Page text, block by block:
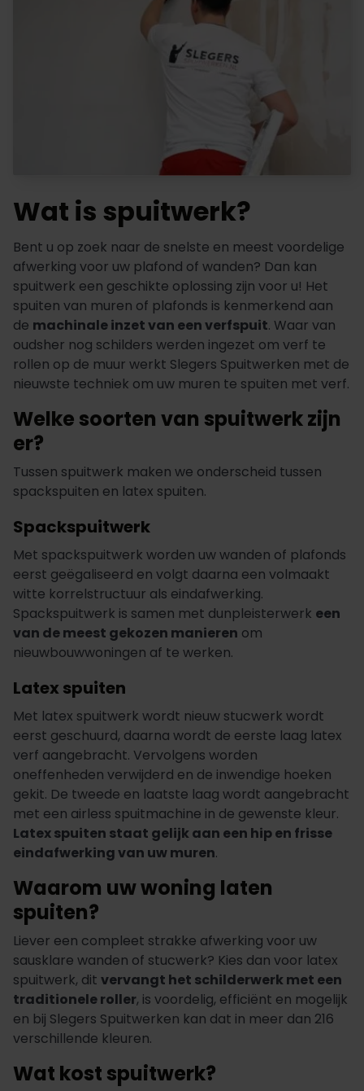
Wat is spuitwerk?
Bent u op zoek naar de snelste en meest voordelige
afwerking voor uw plafond of wanden? Dan kan
spuitwerk een geschikte oplossing zijn voor u! Het
spuiten van muren of plafonds is kenmerkend aan
de machinale inzet van een verfspuit. Waar van
oudsher nog schilders werden ingezet om verf te
rollen op de muur werkt Slegers Spuitwerken met de
nieuwste techniek om uw muren te spuiten met verf.
Welke soorten van spuitwerk zijn
er?
Tussen spuitwerk maken we onderscheid tussen
spackspuiten en latex spuiten.
Spackspuitwerk
Met spackspuitwerk worden uw wanden of plafonds
eerst geëgaliseerd en volgt daarna een volmaakt
witte korrelstructuur als eindafwerking.
Spackspuitwerk is samen met dunpleisterwerk een
van de meest gekozen manieren om
nieuwbouwwoningen af te werken.
Latex spuiten
Met latex spuitwerk wordt nieuw stucwerk wordt
eerst geschuurd, daarna wordt de eerste laag latex
verf aangebracht. Vervolgens worden
oneffenheden verwijderd en de inwendige hoeken
gekit. De tweede en laatste laag wordt aangebracht
met een airless spuitmachine in de gewenste kleur.
Latex spuiten staat gelijk aan een hip en frisse
eindafwerking van uw muren.
Waarom uw woning laten
spuiten?
Liever een compleet strakke afwerking voor uw
sausklare wanden of stucwerk? Kies dan voor latex
spuitwerk, dit vervangt het schilderwerk met een
traditionele roller, is voordelig, efficiënt en mogelijk
en bij Slegers Spuitwerken kan dat in meer dan 216
verschillende kleuren.
Wat kost spuitwerk?